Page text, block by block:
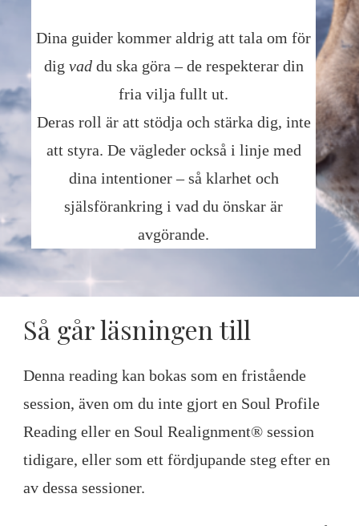
Dina guider kommer aldrig att tala om för
dig vad du ska göra – de respekterar din
fria vilja fullt ut.
Deras roll är att stödja och stärka dig, inte
att styra. De vägleder också i linje med
dina intentioner – så klarhet och
själsförankring i vad du önskar är
avgörande.
Så går läsningen till
Denna reading kan bokas som en fristående
session, även om du inte gjort en Soul Profile
Reading eller en Soul Realignment® session
tidigare, eller som ett fördjupande steg efter en
av dessa sessioner.